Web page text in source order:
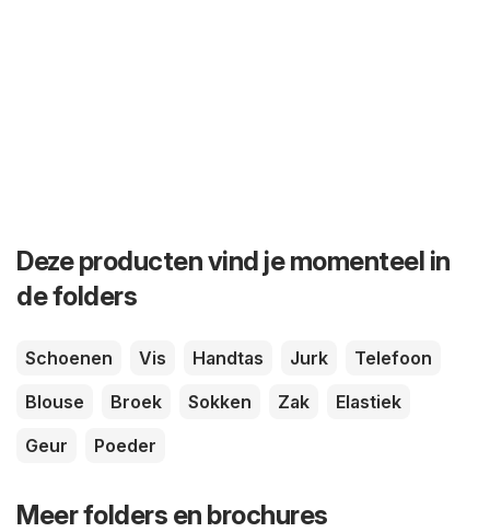
Deze producten vind je momenteel in
de folders
Schoenen Vis Handtas Jurk
Telefoon
Blouse
Broek Sokken Zak
Elastiek
Geur
Poeder
Meer folders en brochures